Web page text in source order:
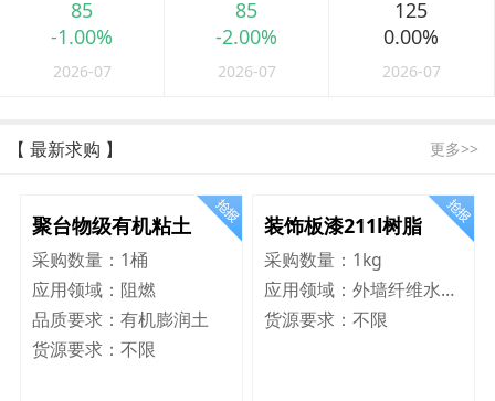
85
-1.00%
2026-07
85
-2.00%
2026-07
125
0.00%
2026-07
【 最新求购 】 更多>>
聚台物级有机粘土
采购数量： 1桶
应用领域： 阻燃
品质要求： 有机膨润土
货源要求： 不限
装饰板漆211l树脂
采购数量： 1kg
应用领域：
外墙纤维水泥板
货源要求：不限